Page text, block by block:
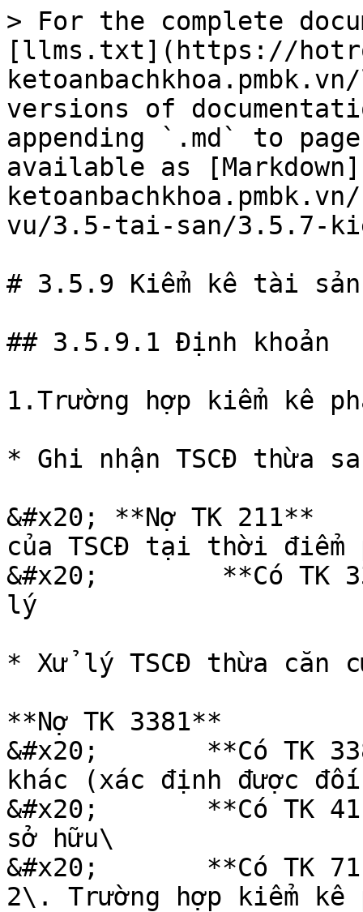
> For the complete
[llms.txt](https://
versions of
appending `.md` to
available as
vu/3.5-tai-san/3.5.7-
# 3.5.9 Kiểm kê tài
## 3.5.9.1 Định khoản
1.Trường hợp kiểm kê
* Ghi nhận TSCĐ thừa
&#x20; **Nợ TK
của TSCĐ tại thời
&#x20;        **Có TK
lý
* Xử lý TSCĐ thừa căn
**Nợ TK 3381**
&#x20;       **Có TK
khác (xác định được
&#x20;       **Có TK
sở hữu\
&#x20;       **Có TK
2\. Trường hợp kiểm